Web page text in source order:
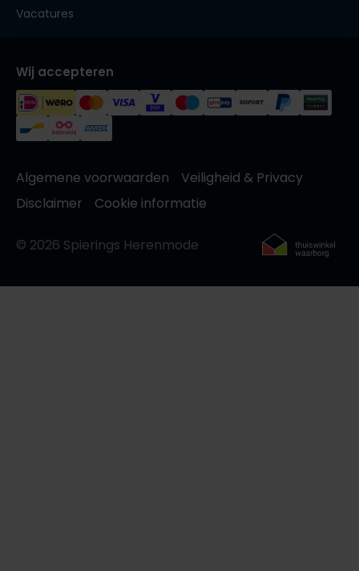
Vacatures
Wij accepteren
Algemene voorwaarden
Veiligheid & Privacy
Disclaimer
Cookie informatie
© 2026 Spierings Herenmode